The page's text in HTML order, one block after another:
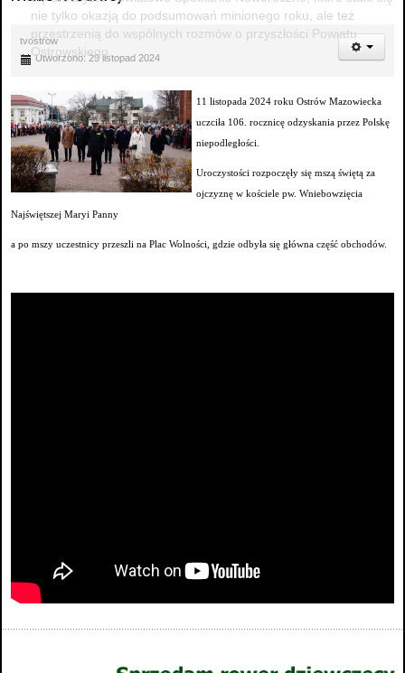
nie tylko okazją do podsumowań minionego roku, ale też
przestrzenią do wspólnych rozmów o przyszłości Powiatu
Ostrowskiego.
tvostrow
Utworzono: 29 listopad 2024
11 listopada 2024 roku Ostrów Mazowiecka
uczciła 106. rocznicę odzyskania przez Polskę
niepodległości.
Uroczystości rozpoczęły się mszą świętą za
ojczyznę w kościele pw. Wniebowzięcia
Najświętszej Maryi Panny
a po mszy uczestnicy przeszli na Plac Wolności, gdzie odbyła się główna część obchodów.